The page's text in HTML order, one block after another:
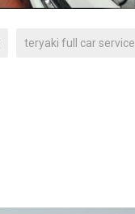
teryaki full car service